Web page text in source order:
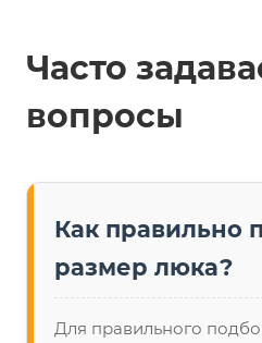
Часто
вопросы
Как правильно
размер люка?
Для правильного